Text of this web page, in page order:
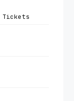
Tickets